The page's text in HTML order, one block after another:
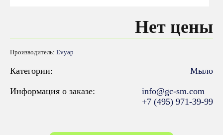
Нет цены
Производитель:Evyap
Категории: Мыло
Информация о заказе:
info@gc-sm.com
+7 (495) 971-39-99